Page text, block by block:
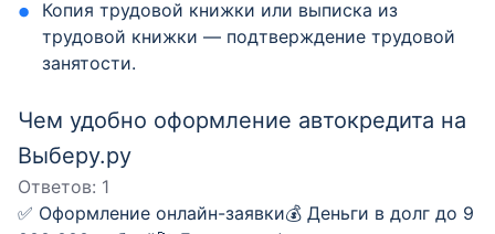
Копия трудовой книжки или выписка из
трудовой книжки — подтверждение трудовой
занятости.
Чем удобно оформление автокредита на
Выберу.ру
Ответов: 1
✅ Оформление онлайн-заявки💰 Деньги в долг до 9